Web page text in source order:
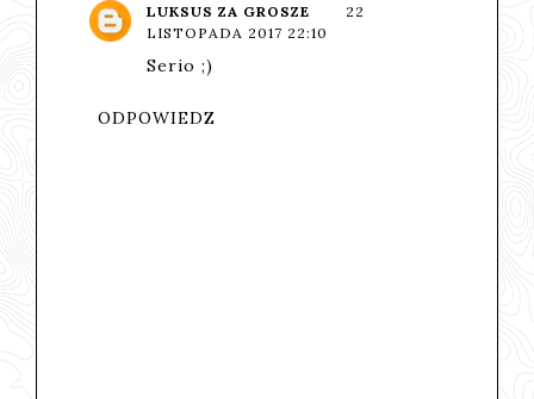
LUKSUS ZA GROSZE
22
LISTOPADA 2017 22:10
Serio ;)
ODPOWIEDZ